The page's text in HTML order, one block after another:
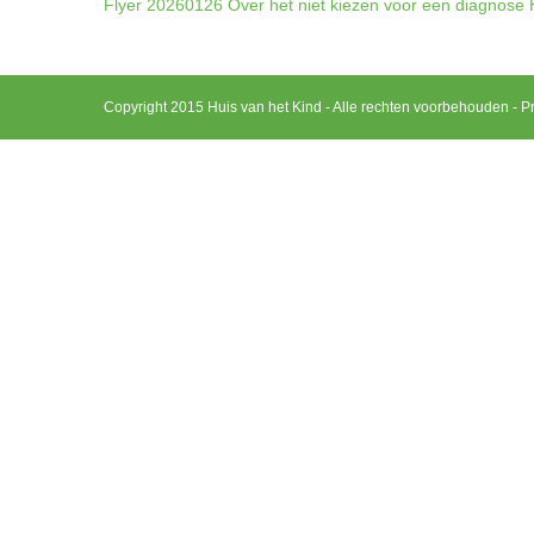
Flyer 20260126 Over het niet kiezen voor een diagnose
Copyright 2015 Huis van het Kind - Alle rechten voorbehouden -